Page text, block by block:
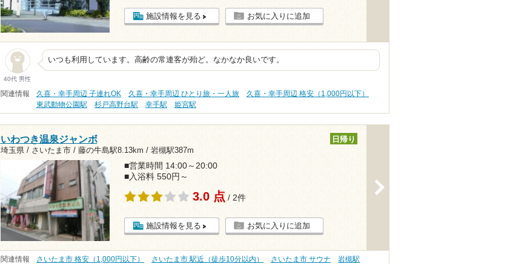
施設情報を見る お気に入りに追加
40代 男性
いつも利用しています。高齢の常連客が殆ど。なかなか良いです。
関連情報 久喜・幸手周辺 子連れOK 久喜・幸手周辺 ひとり旅・一人旅
久喜・幸手周辺 格安（1,000円以下）
東武動物公園駅
杉戸高野台駅 幸手駅 姫宮駅
いわつき温泉ジャンボ
埼玉県 / さいたま市 / 藤の牛島駅8.13km / 岩槻駅387m
日帰り
■営業時間 14:00～20:00
■入浴料 550円～
3.0 点 / 2件
施設情報を見る お気に入りに追加
関連情報 さいたま市 格安（1,000円以下） さいたま市 駅近（徒歩10分以内） さいたま市 サウナ
岩槻駅